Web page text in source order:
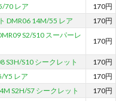
70 レア
170円
DMR06 14M/55 レア 170円
S2/S10 スーパーレ
170円
S3H/S10 シークレット
170円
Y5 レア
170円
S2H/S7 シークレット 170円